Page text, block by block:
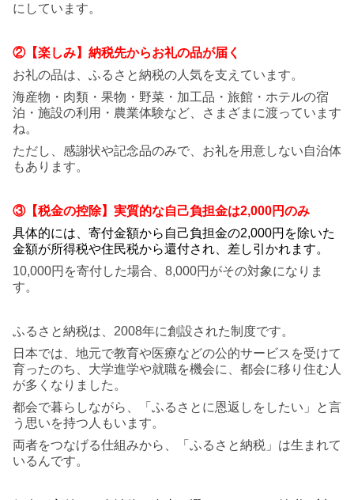
にしています。
②【楽しみ】納税先からお礼の品が届く
お礼の品は、ふるさと納税の人気を支えています。
海産物・肉類・果物・野菜・加工品・旅館・ホテルの宿
泊・施設の利用・農業体験など、さまざまに渡っています
ね。
ただし、感謝状や記念品のみで、お礼を用意しない自治体
もあります。
③【税金の控除】実質的な自己負担金は2,000円のみ
具体的には、寄付金額から自己負担金の2,000円を除いた
金額が所得税や住民税から還付され、差し引かれます。
10,000円を寄付した場合、8,000円がその対象になりま
す。
ふるさと納税は、2008年に創設された制度です。
日本では、地元で教育や医療などの公的サービスを受けて
育ったのち、大学進学や就職を機会に、都会に移り住む人
が多くなりました。
都会で暮らしながら、「ふるさとに恩返しをしたい」と言
う思いを持つ人もいます。
両者をつなげる仕組みから、「ふるさと納税」は生まれて
いるんです。